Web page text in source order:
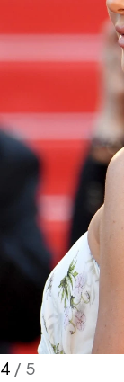
A.Ş.
4/ 5